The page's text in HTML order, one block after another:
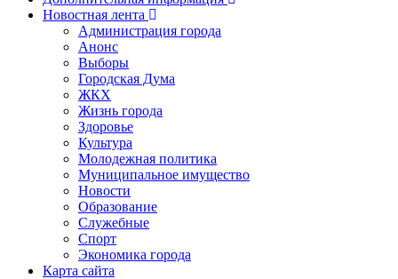
Новостная лента
Администрация города
Анонс
Выборы
Городская Дума
ЖКХ
Жизнь города
Здоровье
Культура
Молодежная политика
Муниципальное имущество
Новости
Образование
Служебные
Спорт
Экономика города
Карта сайта